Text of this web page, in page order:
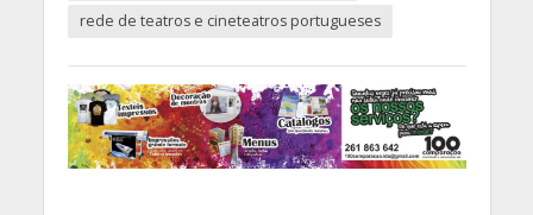
rede de teatros e cineteatros portugueses